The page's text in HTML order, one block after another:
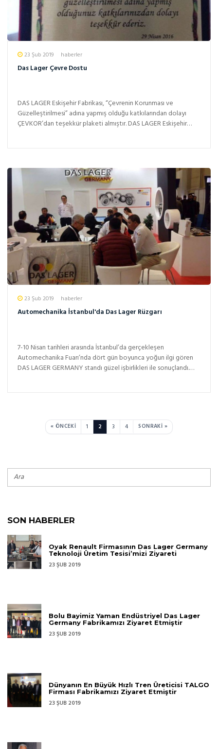
23 Şub 2019 haberler
Das Lager Çevre Dostu
DAS LAGER Eskişehir Fabrikası, “Çevrenin Korunması ve
Güzelleştirilmesi” adına yapmış olduğu katkılarından dolayı
ÇEVKOR’dan teşekkür plaketi almıştır. DAS LAGER Eskişehir
23 Şub 2019 haberler
Automechanika İstanbul'da Das Lager Rüzgarı
7-10 Nisan tarihleri arasında İstanbul’da gerçekleşen
Automechanika Fuarı’nda dört gün boyunca yoğun ilgi gören
DAS LAGER GERMANY standı güzel işbirlikleri ile sonuçlandı.
« ÖNCEKI 1 2 3 4 SONRAKI »
SON HABERLER
Oyak Renault Firmasının Das Lager Germany
Teknoloji Üretim Tesisi’mizi Ziyareti
23 ŞUB 2019
Bolu Bayimiz Yaman Endüstriyel Das Lager
Germany Fabrikamızı Ziyaret Etmiştir
23 ŞUB 2019
Dünyanın En Büyük Hızlı Tren Üreticisi TALGO
Firması Fabrikamızı Ziyaret Etmiştir
23 ŞUB 2019